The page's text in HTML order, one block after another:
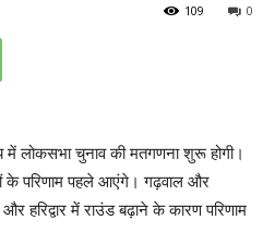
0
109
लोकसभा चुनाव की मतगणना शुरू होगी।
के परिणाम पहले आएंगे। गढ़वाल और
हरिद्वार में राउंड बढ़ाने के कारण परिणाम